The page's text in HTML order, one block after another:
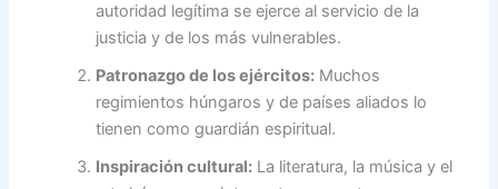
autoridad legítima se ejerce al servicio de la
justicia y de los más vulnerables.
Patronazgo de los ejércitos: Muchos
regimientos húngaros y de países aliados lo
tienen como guardián espiritual.
Inspiración cultural: La literatura, la música y el